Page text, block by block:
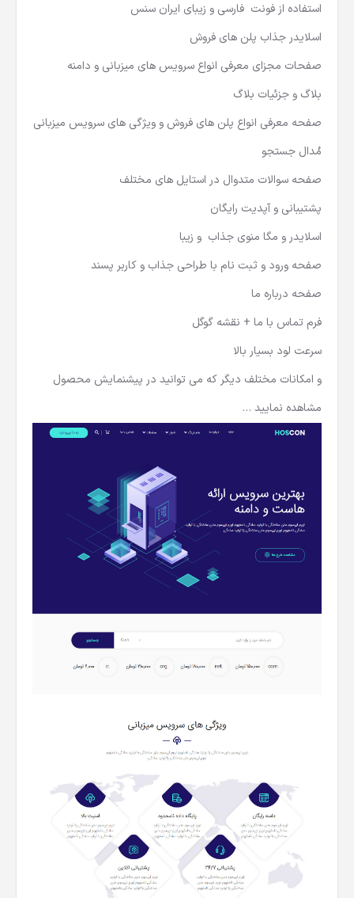
استفاده از فونت فارسی و زیبای ایران سنس
اسلایدر جذاب پلن های فروش
صفحات مجزای معرفی انواع سرویس های میزبانی و دامنه
بلاگ و جزئیات بلاگ
صفحه معرفی انواع پلن های فروش و ویژگی های سرویس میزبانی
مُدال جستجو
صفحه سوالات متدوال در استایل های مختلف
پشتیبانی و آپدیت رایگان
اسلایدر و مگا منوی جذاب و زیبا
صفحه ورود و ثبت نام با طراحی جذاب و کاربر پسند
صفحه درباره ما
فرم تماس با ما + نقشه گوگل
سرعت لود بسیار بالا
و امکانات مختلف دیگر که می توانید در پیشنمایش محصول
مشاهده نمایید …